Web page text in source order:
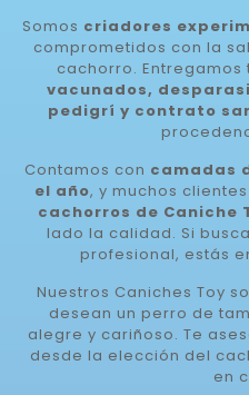
Somos criadores
comprometidos con la
cachorro.
vacunados,
pedigrí y contrato
Contamos con camadas
el año, y muchos
cachorros de Caniche
lado la calidad. Si
profesional, estás
Nuestros Caniches Toy
desean un perro de
alegre y cariñoso. Te
desde la elección del
en